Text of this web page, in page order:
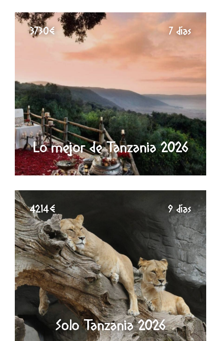
Lo mejor de Tanzania 2026
3730€ 7 días
Solo Tanzania 2026
4214€ 9 días